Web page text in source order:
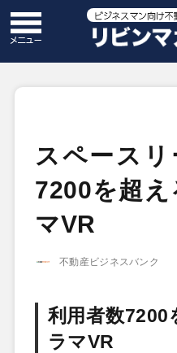
スペースリ
7200を超え
マVR
不動産ビジネスバンク
利用者数7200
ラマVR